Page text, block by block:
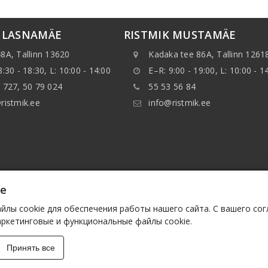
Tallinn 13620
- 18:30, L: 10:00 - 14:00
727, 50 79 024
RISTMIK MUSTAMÄE
Kadaka tee 86A, Tallinn
E–R: 9:00 - 19:00, L: 10:00 -
55 53 56 84
info@ristmik.ee
указанные на веб-сайте, в особенности,
данные или базы данных без предварительного
лицам. Такие действия будут расцениваться как
cookie для обеспечения работы нашего сайта. С вашего
и функциональные файлы cookie.
Принять все